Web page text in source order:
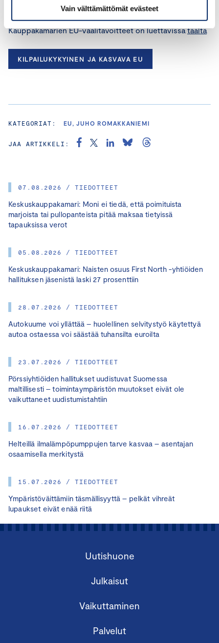
Vain välttämättömät evästeet
07.08.2026 / TIEDOTTEET
Keskuskauppakamari: Moni ei tiedä, että poimituista
marjoista tai pullopanteista pitää maksaa tietyissä
tapauksissa verot
05.08.2026 / TIEDOTTEET
Keskuskauppakamari: Naisten osuus First North -yhtiöiden
hallituksen jäsenistä laski 27 prosenttiin
28.07.2026 / TIEDOTTEET
Autokuume voi yllättää – huolellinen selvitystyö käytettyä
autoa ostaessa voi säästää tuhansilta euroilta
23.07.2026 / TIEDOTTEET
Pörssiyhtiöiden hallitukset uudistuvat Suomessa
maltillisesti – toimintaympäristön muutokset eivät ole
vaikuttaneet uudistumistahtiin
16.07.2026 / TIEDOTTEET
Helteillä ilmalämpöpumppujen tarve kasvaa – asentajan
osaamisella merkitystä
15.07.2026 / TIEDOTTEET
Ympäristöväittämiin täsmällisyyttä – pelkät vihreät
lupaukset eivät enää riitä
turvallisuutta kehitettävä
Kauppakamarien EU-vaalitavoitteet on luettavissatäältä
KILPAILUKYKYINEN JA KASVAVA EU
KATEGORIAT: EU, JUHO ROMAKKANIEMI
JAA ARTIKKELI:
Uutishuone
Julkaisut
Vaikuttaminen
Palvelut